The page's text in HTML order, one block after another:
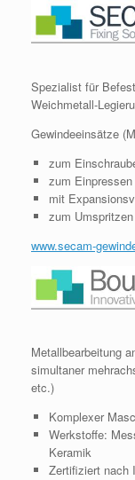
Spezialist für
Weichmetall-
Gewindeeinsätze
zum
zum
mit
zum Umspritzen
www.secam-
Metallbearbeitung
simultaner
etc.)
Komplexer
Werkstoffe:
Keramik
Zertifiziert nach